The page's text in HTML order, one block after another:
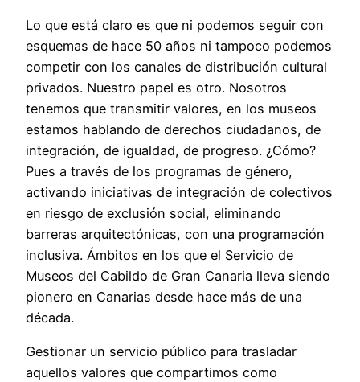
Lo que está claro es que ni podemos seguir con
esquemas de hace 50 años ni tampoco podemos
competir con los canales de distribución cultural
privados. Nuestro papel es otro. Nosotros
tenemos que transmitir valores, en los museos
estamos hablando de derechos ciudadanos, de
integración, de igualdad, de progreso. ¿Cómo?
Pues a través de los programas de género,
activando iniciativas de integración de colectivos
en riesgo de exclusión social, eliminando
barreras arquitectónicas, con una programación
inclusiva. Ámbitos en los que el Servicio de
Museos del Cabildo de Gran Canaria lleva siendo
pionero en Canarias desde hace más de una
década.
Gestionar un servicio público para trasladar
aquellos valores que compartimos como